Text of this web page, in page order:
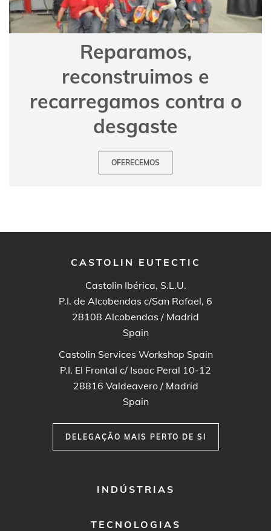
Reparamos,
reconstruimos e
recarregamos contra o
desgaste
OFERECEMOS
CASTOLIN EUTECTIC
Castolin Ibérica, S.L.U.
P.I. de Alcobendas c/San Rafael, 6
28108 Alcobendas / Madrid
Spain
Castolin Services Workshop Spain
P.I. El Frontal c/ Isaac Peral 10-12
28816 Valdeavero / Madrid
Spain
DELEGAÇÃO MAIS PERTO DE SI
INDÚSTRIAS
TECNOLOGIAS